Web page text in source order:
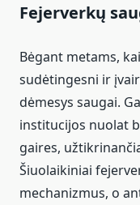
Fejerverkų
Bėgant metams,
sudėtingesni ir
dėmesys saugai.
institucijos nuolat
gaires,
Šiuolaikiniai
mechanizmus, o